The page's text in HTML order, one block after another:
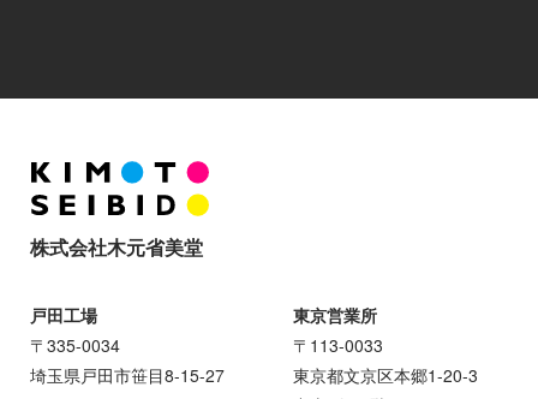
株式会社木元省美堂
戸田工場
〒335-0034
埼玉県戸田市笹目8-15-27
東京営業所
〒113-0033
東京都文京区本郷1-20-3